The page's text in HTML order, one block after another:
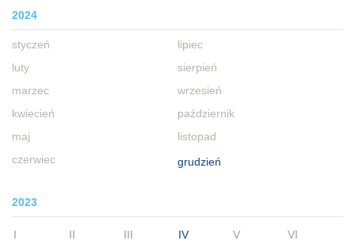
2024
styczeń
luty
marzec
kwiecień
maj
czerwiec
lipiec
sierpień
wrzesień
październik
listopad
grudzień
2023
I II III IV V VI